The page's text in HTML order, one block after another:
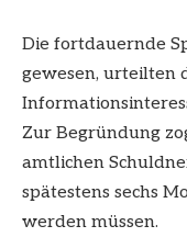
Die fortdauernde
gewesen, urteilten
Zur Begründung
amtlichen
spätestens sechs
werden müssen.